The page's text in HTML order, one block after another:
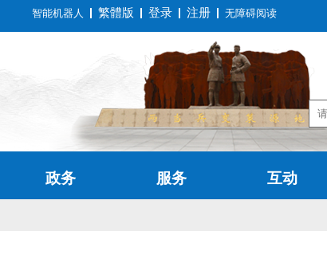
智能机器人 繁體版 登录 注册 无障碍阅读
政务 服务 互动